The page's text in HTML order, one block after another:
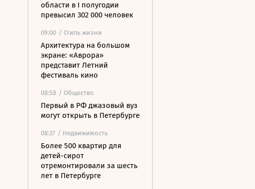
области в I полугодии
превысил 302 000 человек
09:00 / Стиль жизни
Архитектура на большом
экране: «Аврора»
представит Летний
фестиваль кино
08:58 / Общество
Первый в РФ джазовый вуз
могут открыть в Петербурге
08:37 / Недвижимость
Более 500 квартир для
детей-сирот
отремонтировали за шесть
лет в Петербурге